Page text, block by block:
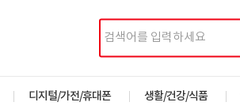
디지털/가전/휴대폰 생활/건강/식품